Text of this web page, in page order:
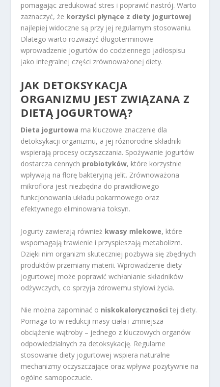
pomagając zredukować stres i poprawić nastrój. Warto
zaznaczyć, że korzyści płynące z diety jogurtowej
najlepiej widoczne są przy jej regularnym stosowaniu.
Dlatego warto rozważyć długoterminowe
wprowadzenie jogurtów do codziennego jadłospisu
jako integralnej części zrównoważonej diety.
JAK DETOKSYKACJA
ORGANIZMU JEST ZWIĄZANA Z
DIETĄ JOGURTOWĄ?
Dieta jogurtowa ma kluczowe znaczenie dla
detoksykacji organizmu, a jej różnorodne składniki
wspierają procesy oczyszczania. Spożywanie jogurtów
dostarcza cennych probiotyków, które korzystnie
wpływają na florę bakteryjną jelit. Zrównoważona
mikroflora jest niezbędna do prawidłowego
funkcjonowania układu pokarmowego oraz
efektywnego eliminowania toksyn.
Jogurty zawierają również kwasy mlekowe, które
wspomagają trawienie i przyspieszają metabolizm.
Dzięki nim organizm skuteczniej pozbywa się zbędnych
produktów przemiany materii. Wprowadzenie diety
jogurtowej może poprawić wchłanianie składników
odżywczych, co sprzyja zdrowemu stylowi życia.
Nie można zapominać o niskokaloryczności tej diety.
Pomaga to w redukcji masy ciała i zmniejsza
obciążenie wątroby – jednego z kluczowych organów
odpowiedzialnych za detoksykację. Regularne
stosowanie diety jogurtowej wspiera naturalne
mechanizmy oczyszczające oraz wpływa pozytywnie na
ogólne samopoczucie.